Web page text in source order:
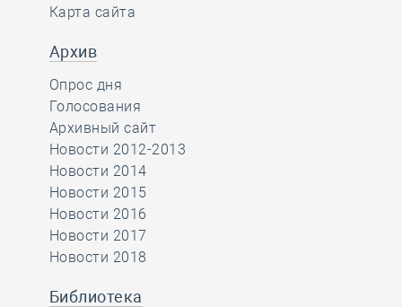
Карта сайта
Архив
Опрос дня
Голосования
Архивный сайт
Новости 2012-2013
Новости 2014
Новости 2015
Новости 2016
Новости 2017
Новости 2018
Библиотека